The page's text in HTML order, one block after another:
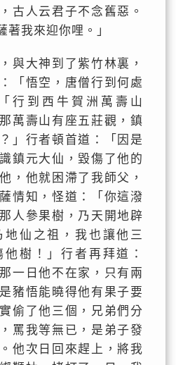
古人云君子不念舊惡。
著我來迎你哩。」
與大神到了紫竹林裏，
「悟空，唐僧行到何處
行到西牛賀洲萬壽山
萬壽山有座五莊觀，鎮
」行者頓首道：「因是
鎮元大仙，毀傷了他的
，他就困滯了我師父，
情知，怪道：「你這潑
人參果樹，乃天開地辟
地仙之祖，我也讓他三
樹！」行者再拜道：
一日他不在家，只有兩
豬悟能曉得他有果子要
偷了他三個，兄弟們分
罵我等無已，是弟子發
他次日回來趕上，將我